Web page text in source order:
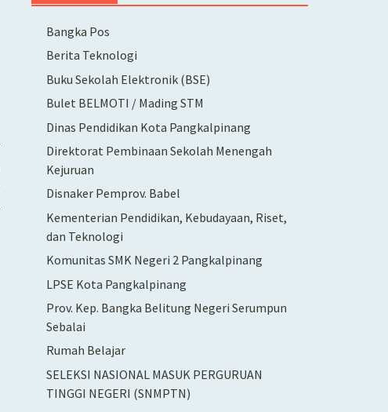
Bangka Pos
Berita Teknologi
Buku Sekolah Elektronik (BSE)
Bulet BELMOTI / Mading STM
Dinas Pendidikan Kota Pangkalpinang
Direktorat Pembinaan Sekolah Menengah
Kejuruan
Disnaker Pemprov. Babel
Kementerian Pendidikan, Kebudayaan, Riset,
dan Teknologi
Komunitas SMK Negeri 2 Pangkalpinang
LPSE Kota Pangkalpinang
Prov. Kep. Bangka Belitung Negeri Serumpun
Sebalai
Rumah Belajar
SELEKSI NASIONAL MASUK PERGURUAN
TINGGI NEGERI (SNMPTN)